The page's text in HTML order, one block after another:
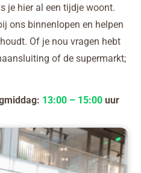
je hier al een tijdje woont.
ons binnenlopen en helpen
Of je nou vragen hebt
of de supermarkt;
13:00 – 15:00 uur